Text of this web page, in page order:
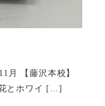
月 【藤沢本校】
とホワイ […]